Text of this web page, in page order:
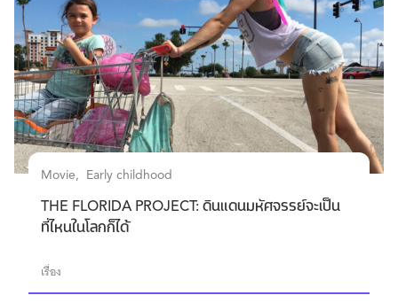
Movie Early childhood
THE FLORIDA PROJECT: ดินแดนมหัศจรรย์จะเป็น
ที่ไหนในโลกก็ได้
เรื่อง